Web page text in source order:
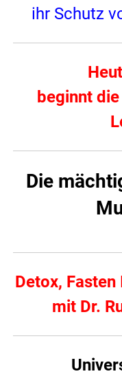
ihr Schutz
beginnt
Die
Detox,
mit Dr.